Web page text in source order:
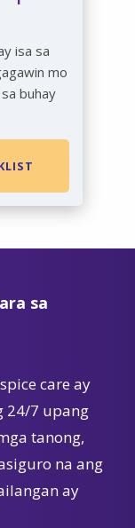
isa sa
mo
buhay
sa
care ay
24/7 upang
tanong,
na ang
ay